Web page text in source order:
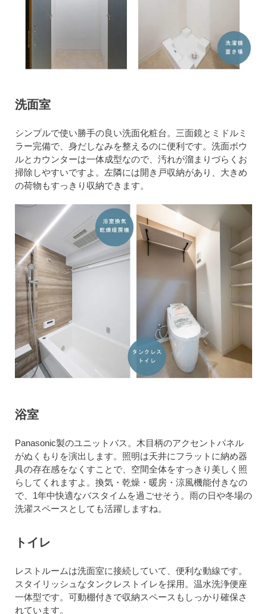
洗面室
シンプルで使い勝手の良い洗面化粧台。三面鏡とミドルミ
ラー完備で、身だしなみを整えるのに便利です。洗面ボウ
ルとカウンターは一体成型なので、汚れが溜まりづらくお
掃除しやすいですよ。左隣には開き戸収納があり、大きめ
の荷物もすっきり収納できます。
浴室
Panasonic製のユニットバス。木目柄のアクセントパネル
がぬくもりを演出します。照明は天井にフラットに納め器
具の存在感をなくすことで、空間全体をすっきり美しく照
らしてくれますよ。換気・乾燥・暖房・涼風機能付きなの
で、1年中快適なバスタイムを過ごせそう。雨の日や冬場の
洗濯スペースとしても活躍しますね。
トイレ
レストルームは洗面室に接続していて、便利な動線です。
スタイリッシュなタンクレストイレを採用。温水洗浄便座
一体型です。可動棚付きで収納スペースもしっかり確保さ
れています。